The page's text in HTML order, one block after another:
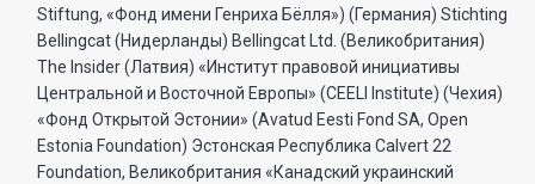
Stiftung, «Фонд имени Генриха Бёлля») (Германия) Stichting
Bellingcat (Нидерланды) Bellingcat Ltd. (Великобритания)
The Insider (Латвия) «Институт правовой инициативы
Центральной и Восточной Европы» (CEELI Institute) (Чехия)
«Фонд Открытой Эстонии» (Avatud Eesti Fond SA, Open
Estonia Foundation) Эстонская Республика Calvert 22
Foundation, Великобритания «Канадский украинский